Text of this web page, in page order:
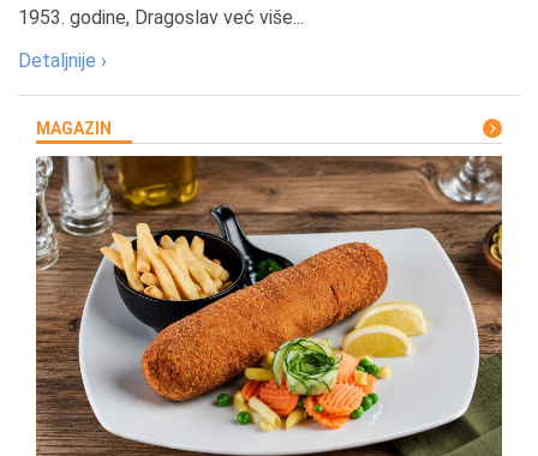
1953. godine, Dragoslav već više...
Detaljnije ›
MAGAZIN